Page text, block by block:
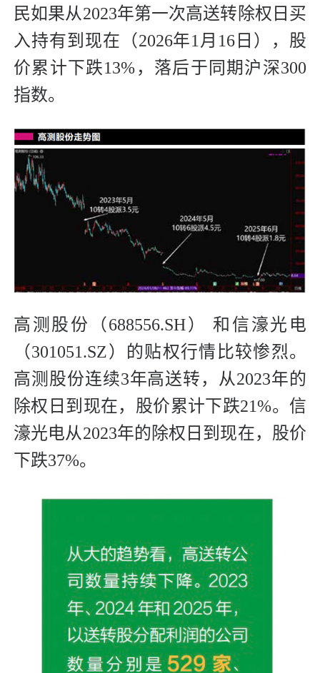
民如果从2023年第一次高送转除权日买
入持有到现在（2026年1月16日），股
价累计下跌13%，落后于同期沪深300
指数。
高测股份（688556.SH） 和信濠光电
（301051.SZ）的贴权行情比较惨烈。
高测股份连续3年高送转，从2023年的
除权日到现在，股价累计下跌21%。信
濠光电从2023年的除权日到现在，股价
下跌37%。